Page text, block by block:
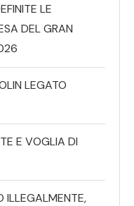
LE
DEL GRAN
LEGATO
E VOGLIA DI
ILLEGALMENTE,